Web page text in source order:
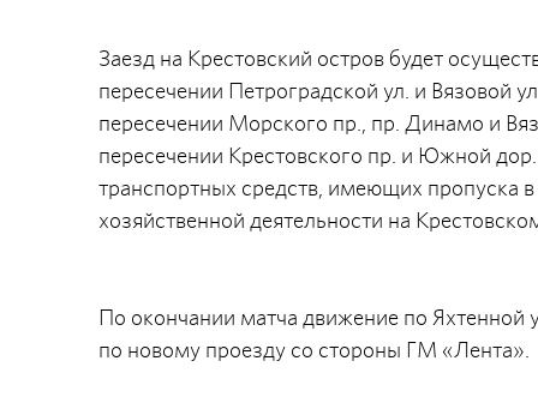
Заезд на Крестовский остров будет
пересечении Петроградской ул. и Вязовой
пересечении Морского пр., пр. Динамо и
пересечении Крестовского пр. и Южной
транспортных средств, имеющих пропуска
хозяйственной деятельности на
По окончании матча движение по Яхтенной
по новому проезду со стороны ГМ «Лента».